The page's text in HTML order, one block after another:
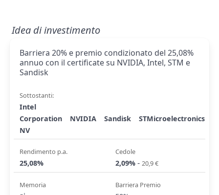
Idea di investimento
Barriera 20% e premio condizionato del 25,08%
annuo con il certificate su NVIDIA, Intel, STM e
Sandisk
Sottostanti:
Intel
Corporation
NVIDIA Sandisk
STMicroelectronics
NV
Rendimento p.a.
25,08%
Cedole
2,09% - 20,9 €
Memoria Barriera Premio